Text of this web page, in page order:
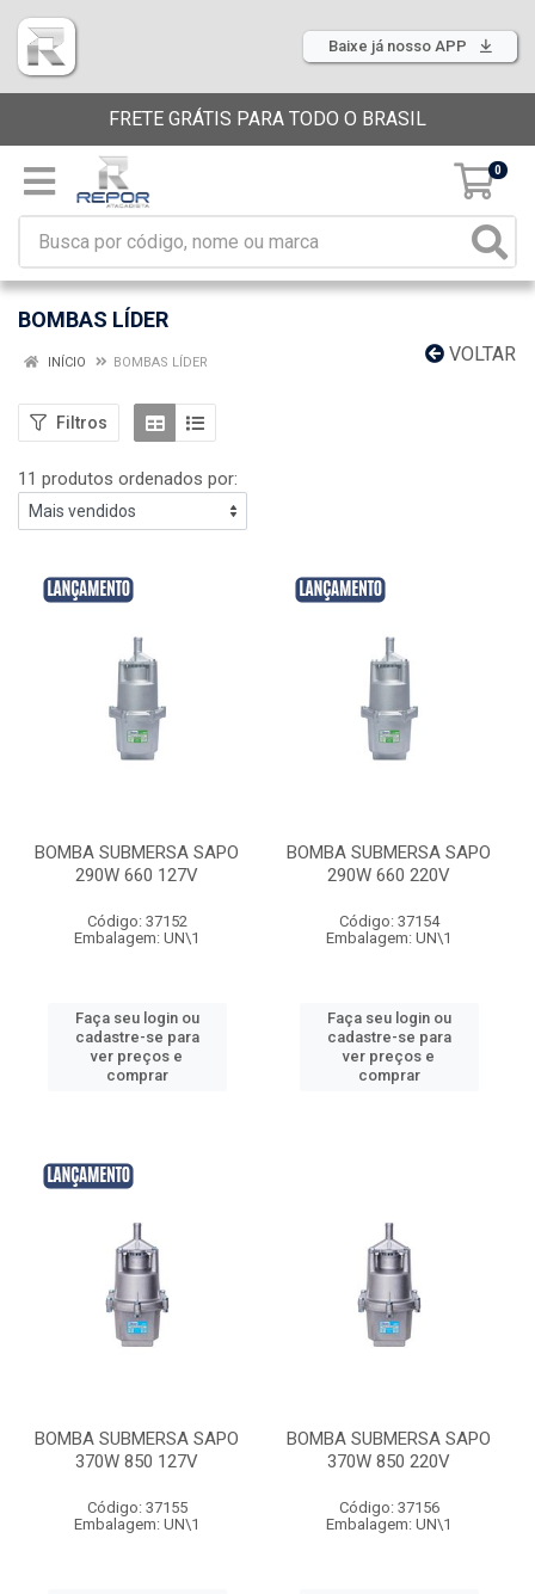
Baixe já nosso APP
FRETE GRÁTIS PARA TODO O BRASIL
0
BOMBAS LÍDER
VOLTAR
INÍCIO BOMBAS LÍDER
Filtros
11 produtos ordenados por:
BOMBA SUBMERSA SAPO
290W 660 127V
Código: 37152
Embalagem: UN\1
Faça seu login ou
cadastre-se para
ver preços e
comprar
BOMBA SUBMERSA SAPO
290W 660 220V
Código: 37154
Embalagem: UN\1
Faça seu login ou
cadastre-se para
ver preços e
comprar
BOMBA SUBMERSA SAPO
370W 850 127V
Código: 37155
Embalagem: UN\1
BOMBA SUBMERSA SAPO
370W 850 220V
Código: 37156
Embalagem: UN\1